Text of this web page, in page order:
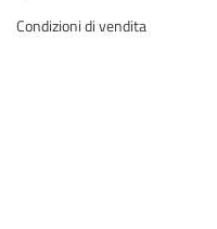
Condizioni di vendita